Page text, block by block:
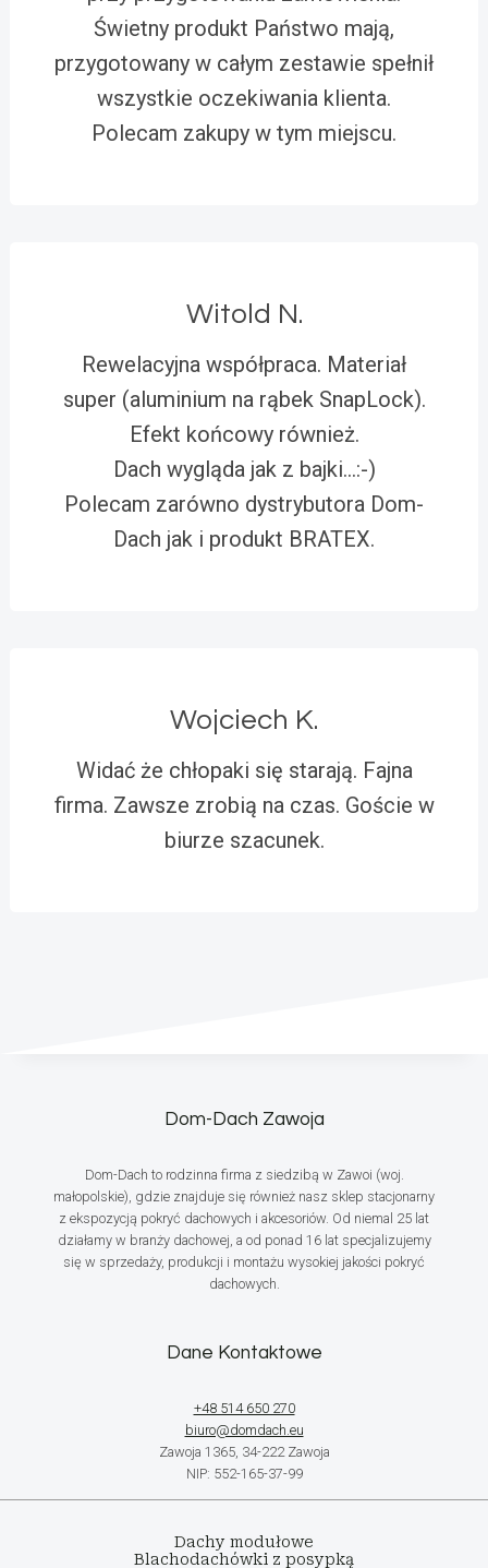
Świetny produkt Państwo mają,
przygotowany w całym zestawie spełnił
wszystkie oczekiwania klienta.
Polecam zakupy w tym miejscu.
Witold N.
Rewelacyjna współpraca. Materiał
super (aluminium na rąbek SnapLock).
Efekt końcowy również.
Dach wygląda jak z bajki…:-)
Polecam zarówno dystrybutora Dom-
Dach jak i produkt BRATEX.
Wojciech K.
Widać że chłopaki się starają. Fajna
firma. Zawsze zrobią na czas. Goście w
biurze szacunek.
Dom-Dach Zawoja
Dom-Dach to rodzinna firma z siedzibą w Zawoi (woj.
małopolskie), gdzie znajduje się również nasz sklep stacjonarny
z ekspozycją pokryć dachowych i akcesoriów. Od niemal 25 lat
działamy w branży dachowej, a od ponad 16 lat specjalizujemy
się w sprzedaży, produkcji i montażu wysokiej jakości pokryć
dachowych.
Dane Kontaktowe
+48 514 650 270
biuro@domdach.eu
Zawoja 1365, 34-222 Zawoja
NIP: 552-165-37-99
Dachy modułowe
Blachodachówki z posypką